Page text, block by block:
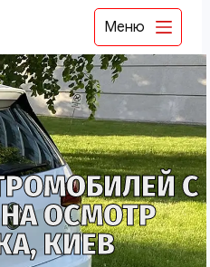
Меню
С
ОСМОТР
КИЕВ